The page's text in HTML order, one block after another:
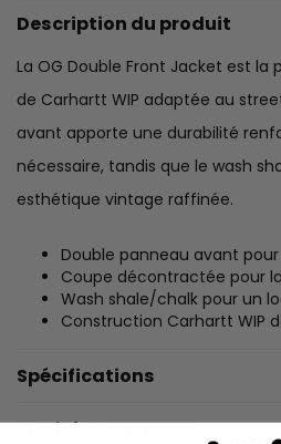
Description du produit
La OG Double Front Jacket est la
de Carhartt WIP adaptée au
avant apporte une durabilité
nécessaire, tandis que le wash
esthétique vintage raffinée.
Double panneau avant
Coupe décontractée pour
Wash shale/chalk pour un
Construction Carhartt WIP
Spécifications
Produits connexes